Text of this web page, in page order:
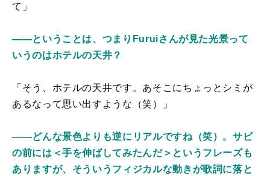
て」
――ということは、つまりFuruiさんが見た光景って
いうのはホテルの天井？
「そう、ホテルの天井です。あそこにちょっとシミが
あるなって思い出すような（笑）」
――どんな景色よりも逆にリアルですね（笑）。サビ
の前には＜手を伸ばしてみたんだ＞というフレーズも
ありますが、そういうフィジカルな動きが歌詞に落と